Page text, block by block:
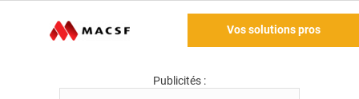
Vos solutions pros
Publicités :